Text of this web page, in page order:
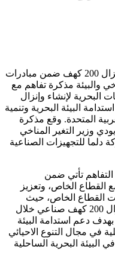
• "محميات زايد الخير" تشمل تصنيع وإنزال 200 كهف ضمن مبادرات
المناخي والبيئة مذكرة تفاهم مع
البحرية لإنشاء وإنزال
البيئة البحرية وتنمية
المتحدة. وقع مذكرة
وزير التغير المناخي
دلما للتجهيزات الصناعية
تأتي ضمن
القطاع الخاص، وتعزيز
القطاع الخاص، حيث
تتضمن مبادرة "محميات زايد الخير" إنزال 200 كهف صناعي خلال
دعم استدامة البيئة
في مجال التنوع الاحيائي
البيئة البحرية الساحلية